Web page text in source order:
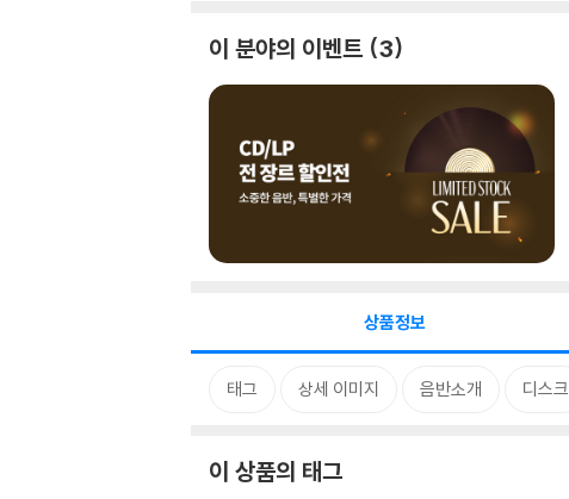
이 분야의 이벤트 3
상품정보
태그 상세 이미지 음반소개 디스크
이 상품의 태그